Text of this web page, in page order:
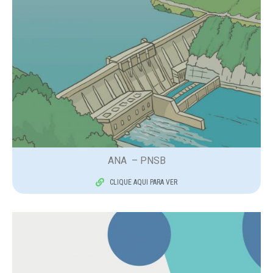
ANA – PNSB
CLIQUE AQUI PARA VER